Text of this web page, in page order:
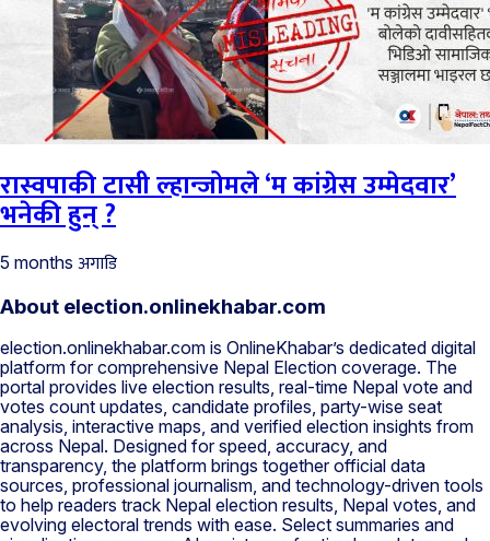
रास्वपाकी टासी ल्हान्जोमले ‘म कांग्रेस उम्मेदवार’
भनेकी हुन् ?
5 months अगाडि
About election.onlinekhabar.com
election.onlinekhabar.com is OnlineKhabar’s dedicated digital
platform for comprehensive Nepal Election coverage. The
portal provides live election results, real-time Nepal vote and
votes count updates, candidate profiles, party-wise seat
analysis, interactive maps, and verified election insights from
across Nepal. Designed for speed, accuracy, and
transparency, the platform brings together official data
sources, professional journalism, and technology-driven tools
to help readers track Nepal election results, Nepal votes, and
evolving electoral trends with ease. Select summaries and